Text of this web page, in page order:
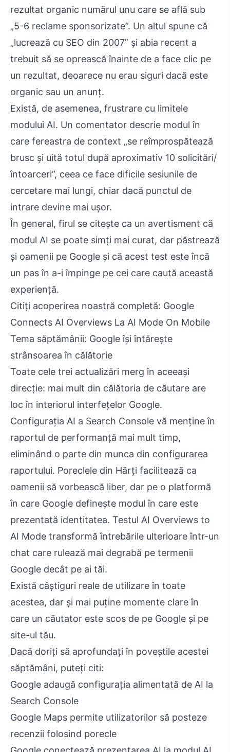
rezultat organic numărul unu care se află sub
„5-6 reclame sponsorizate”. Un altul spune că
„lucrează cu SEO din 2007” și abia recent a
trebuit să se oprească înainte de a face clic pe
un rezultat, deoarece nu erau siguri dacă este
organic sau un anunț.
Există, de asemenea, frustrare cu limitele
modului AI. Un comentator descrie modul în
care fereastra de context „se reîmprospătează
brusc și uită totul după aproximativ 10 solicitări/
întoarceri”, ceea ce face dificile sesiunile de
cercetare mai lungi, chiar dacă punctul de
intrare devine mai ușor.
În general, firul se citește ca un avertisment că
modul AI se poate simți mai curat, dar păstrează
și oamenii pe Google și că acest test este încă
un pas în a-i împinge pe cei care caută această
experiență.
Citiți acoperirea noastră completă: Google
Connects AI Overviews La AI Mode On Mobile
Tema săptămânii: Google își întărește
strânsoarea în călătorie
Toate cele trei actualizări merg în aceeași
direcție: mai mult din călătoria de căutare are
loc în interiorul interfețelor Google.
Configurația AI a Search Console vă menține în
raportul de performanță mai mult timp,
eliminând o parte din munca din configurarea
raportului. Poreclele din Hărți facilitează ca
oamenii să vorbească liber, dar pe o platformă
în care Google definește modul în care este
prezentată identitatea. Testul AI Overviews to
AI Mode transformă întrebările ulterioare într-un
chat care rulează mai degrabă pe termenii
Google decât pe ai tăi.
Există câștiguri reale de utilizare în toate
acestea, dar și mai puține momente clare în
care un căutator este scos de pe Google și pe
site-ul tău.
Dacă doriți să aprofundați în poveștile acestei
săptămâni, puteți citi:
Google adaugă configurația alimentată de AI la
Search Console
Google Maps permite utilizatorilor să posteze
recenzii folosind porecle